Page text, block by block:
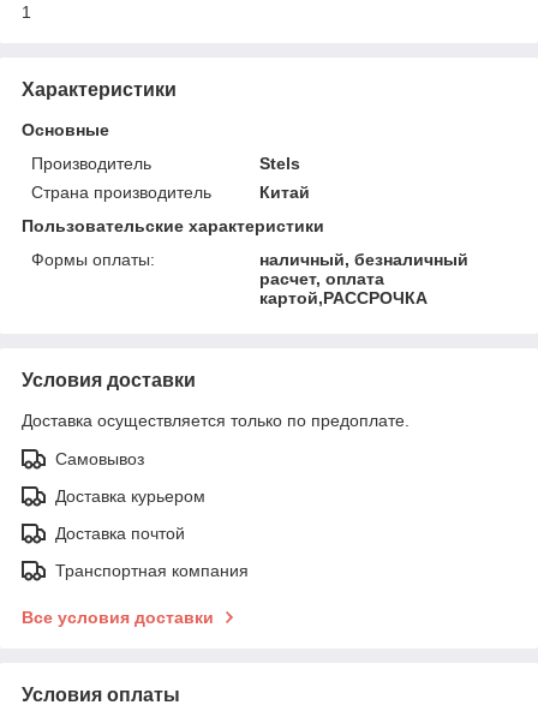
1
Характеристики
Основные
Производитель
Stels
Страна производитель
Китай
Пользовательские характеристики
Формы оплаты:
наличный, безналичный
расчет, оплата
картой,РАССРОЧКА
Условия доставки
Доставка осуществляется только по предоплате.
Самовывоз
Доставка курьером
Доставка почтой
Транспортная компания
Все условия доставки
Условия оплаты